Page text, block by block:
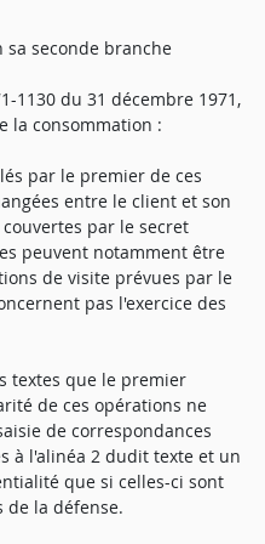
seconde branche
1130 du 31 décembre 1971,
la consommation :
par le premier de ces
entre le client et son
par le secret
peuvent notamment être
de visite prévues par le
pas l'exercice des
textes que le premier
de ces opérations ne
de correspondances
à l'alinéa 2 dudit texte et un
que si celles-ci sont
de la défense.